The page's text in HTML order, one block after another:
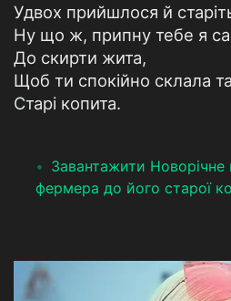
Удвох прийшлося й
Ну що ж, припну тебе я
До скирти жита,
Щоб ти спокійно склала
Старі копита.
Завантажити Новорічне
фермера до його старої